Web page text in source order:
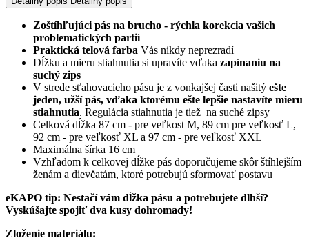
Zoštíhľujúci pás na brucho - rýchla korekcia vašich
problematických partií
Praktická telová farba Vás nikdy neprezradí
Dĺžku a mieru stiahnutia si upravíte vďaka zapínaniu na
suchý zips
V strede sťahovacieho pásu je z vonkajšej časti našitý ešte
jeden, užší pás, vďaka ktorému ešte lepšie nastavíte mieru
stiahnutia. Regulácia stiahnutia je tiež na suché zipsy
Celková dĺžka 87 cm - pre veľkost M, 89 cm pre veľkosť L,
92 cm - pre veľkosť XL a 97 cm - pre veľkosť XXL
Maximálna šírka 16 cm
Vzhľadom k celkovej dĺžke pás doporučujeme skôr štíhlejším
ženám a dievčatám, ktoré potrebujú sformovať postavu
eKAPO tip: Nestačí vám dĺžka pásu a potrebujete dlhší?
Vyskúšajte spojiť dva kusy dohromady!
Zloženie materiálu: